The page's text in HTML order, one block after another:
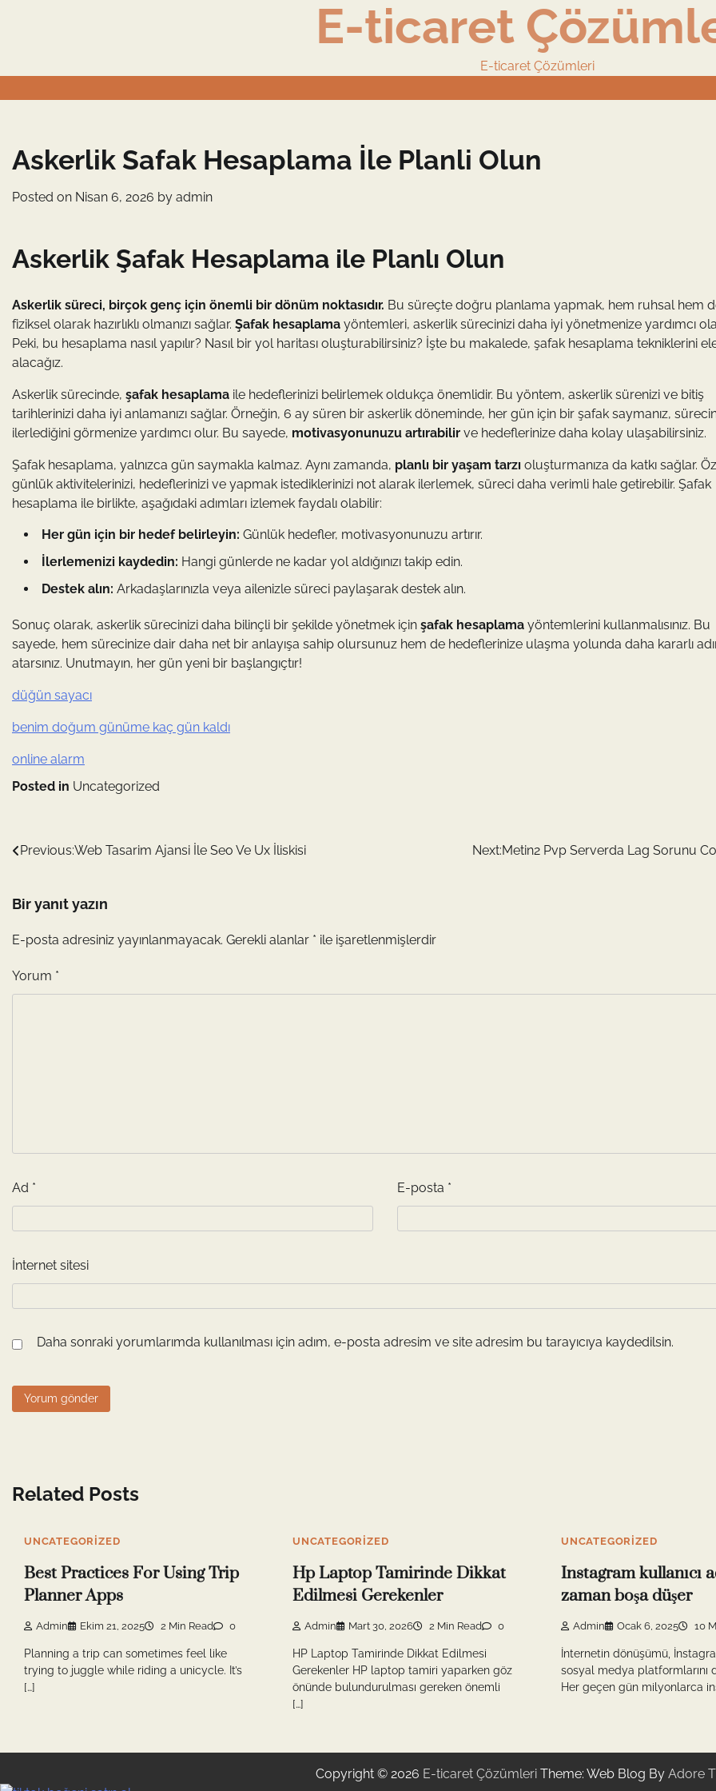
E-ticaret
E-ticaret Çözümleri
Askerlik Safak Hesaplama İle Planli Olun
Posted on Nisan 6, 2026 by admin
Askerlik Şafak Hesaplama ile Planlı Olun
Askerlik süreci, birçok genç için önemli bir dönüm noktasıdır. Bu süreçte doğru planlama yapmak, hem ruhsal hem
fiziksel olarak hazırlıklı olmanızı sağlar. Şafak hesaplama yöntemleri, askerlik sürecinizi daha iyi yönetmenize yardımcı
Peki, bu hesaplama nasıl yapılır? Nasıl bir yol haritası oluşturabilirsiniz? İşte bu makalede, şafak hesaplama tekniklerini
alacağız.
Askerlik sürecinde, şafak hesaplama ile hedeflerinizi belirlemek oldukça önemlidir. Bu yöntem, askerlik sürenizi ve bitiş
tarihlerinizi daha iyi anlamanızı sağlar. Örneğin, 6 ay süren bir askerlik döneminde, her gün için bir şafak saymanız,
ilerlediğini görmenize yardımcı olur. Bu sayede, motivasyonunuzu artırabilir ve hedeflerinize daha kolay ulaşabilirsiniz.
Şafak hesaplama, yalnızca gün saymakla kalmaz. Aynı zamanda, planlı bir yaşam tarzı oluşturmanıza da katkı sağlar.
günlük aktivitelerinizi, hedeflerinizi ve yapmak istediklerinizi not alarak ilerlemek, süreci daha verimli hale getirebilir. Şafak
hesaplama ile birlikte, aşağıdaki adımları izlemek faydalı olabilir:
Her gün için bir hedef belirleyin: Günlük hedefler, motivasyonunuzu artırır.
İlerlemenizi kaydedin: Hangi günlerde ne kadar yol aldığınızı takip edin.
Destek alın: Arkadaşlarınızla veya ailenizle süreci paylaşarak destek alın.
Sonuç olarak, askerlik sürecinizi daha bilinçli bir şekilde yönetmek için şafak hesaplama yöntemlerini kullanmalısınız. Bu
sayede, hem sürecinize dair daha net bir anlayışa sahip olursunuz hem de hedeflerinize ulaşma yolunda daha kararlı
atarsınız. Unutmayın, her gün yeni bir başlangıçtır!
düğün sayacı
benim doğum günüme kaç gün kaldı
online alarm
Posted in Uncategorized
Yazı
Previous:Web Tasarim Ajansi İle Seo Ve Ux İliskisi Next:Metin2 Pvp Serverda Lag Sorunu
Bir yanıt yazın
E-posta adresiniz yayınlanmayacak. Gerekli alanlar * ile işaretlenmişlerdir
Yorum *
Ad * E-posta *
İnternet sitesi
Daha sonraki yorumlarımda kullanılması için adım, e-posta adresim ve site adresim bu tarayıcıya kaydedilsin.
Related Posts
UNCATEGORIZED
Best Practices For Using Trip
Planner Apps
Admin Ekim 21, 2025 2 Min Read 0
Planning a trip can sometimes feel like
trying to juggle while riding a unicycle. It’s
[…]
UNCATEGORIZED
Hp Laptop Tamirinde Dikkat
Edilmesi Gerekenler
Admin Mart 30, 2026 2 Min Read 0
HP Laptop Tamirinde Dikkat Edilmesi
Gerekenler HP laptop tamiri yaparken göz
önünde bulundurulması gereken önemli
[…]
UNCATEGORIZED
Instagram kullanıcı
zaman boşa düşer
Admin Ocak 6, 2025 10
İnternetin dönüşümü,
sosyal medya platformlarını
Her geçen gün milyonlarca
Copyright © 2026 E-ticaret Çözümleri Theme: Web Blog By Adore